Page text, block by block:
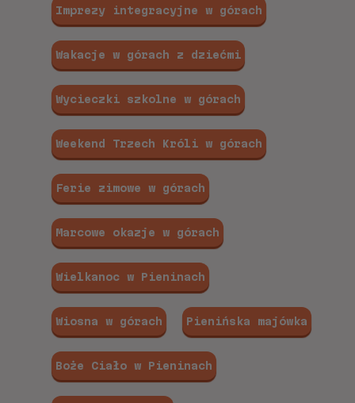
Imprezy integracyjne w górach
Wakacje w górach z dziećmi
Wycieczki szkolne w górach
Weekend Trzech Króli w górach
Ferie zimowe w górach
Marcowe okazje w górach
Wielkanoc w Pieninach
Wiosna w górach Pienińska majówka
Boże Ciało w Pieninach